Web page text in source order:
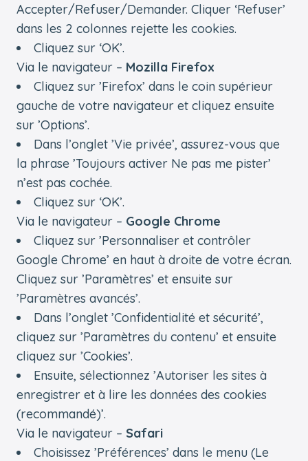
Accepter/Refuser/Demander. Cliquer ‘Refuser’
dans les 2 colonnes rejette les cookies.
Cliquez sur ‘OK’.
Via le navigateur – Mozilla Firefox
Cliquez sur ’Firefox’ dans le coin supérieur
gauche de votre navigateur et cliquez ensuite
sur ’Options’.
Dans l’onglet ’Vie privée’, assurez-vous que
la phrase ’Toujours activer Ne pas me pister’
n’est pas cochée.
Cliquez sur ‘OK’.
Via le navigateur – Google Chrome
Cliquez sur ’Personnaliser et contrôler
Google Chrome’ en haut à droite de votre écran.
Cliquez sur ’Paramètres’ et ensuite sur
’Paramètres avancés’.
Dans l’onglet ’Confidentialité et sécurité’,
cliquez sur ’Paramètres du contenu’ et ensuite
cliquez sur ’Cookies’.
Ensuite, sélectionnez ’Autoriser les sites à
enregistrer et à lire les données des cookies
(recommandé)’.
Via le navigateur – Safari
Choisissez ’Préférences’ dans le menu (Le